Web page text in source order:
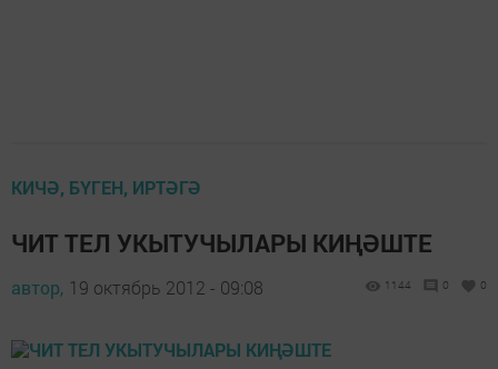
КИЧӘ, БҮГЕН, ИРТӘГӘ
ЧИТ ТЕЛ УКЫТУЧЫЛАРЫ КИҢӘШТЕ
автор, 19 октябрь 2012 - 09:08 1144 0 0